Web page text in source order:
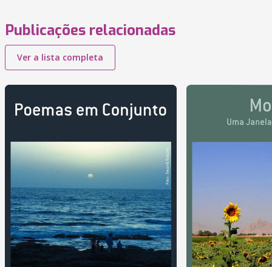
Publicações relacionadas
Ver a lista completa